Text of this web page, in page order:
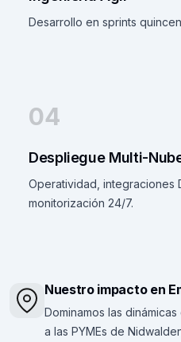
Desarrollo en sprints
04
Despliegue Multi-
Operatividad, integraciones
monitorización 24/7.
Nuestro impacto en
Dominamos las
a las PYMEs de